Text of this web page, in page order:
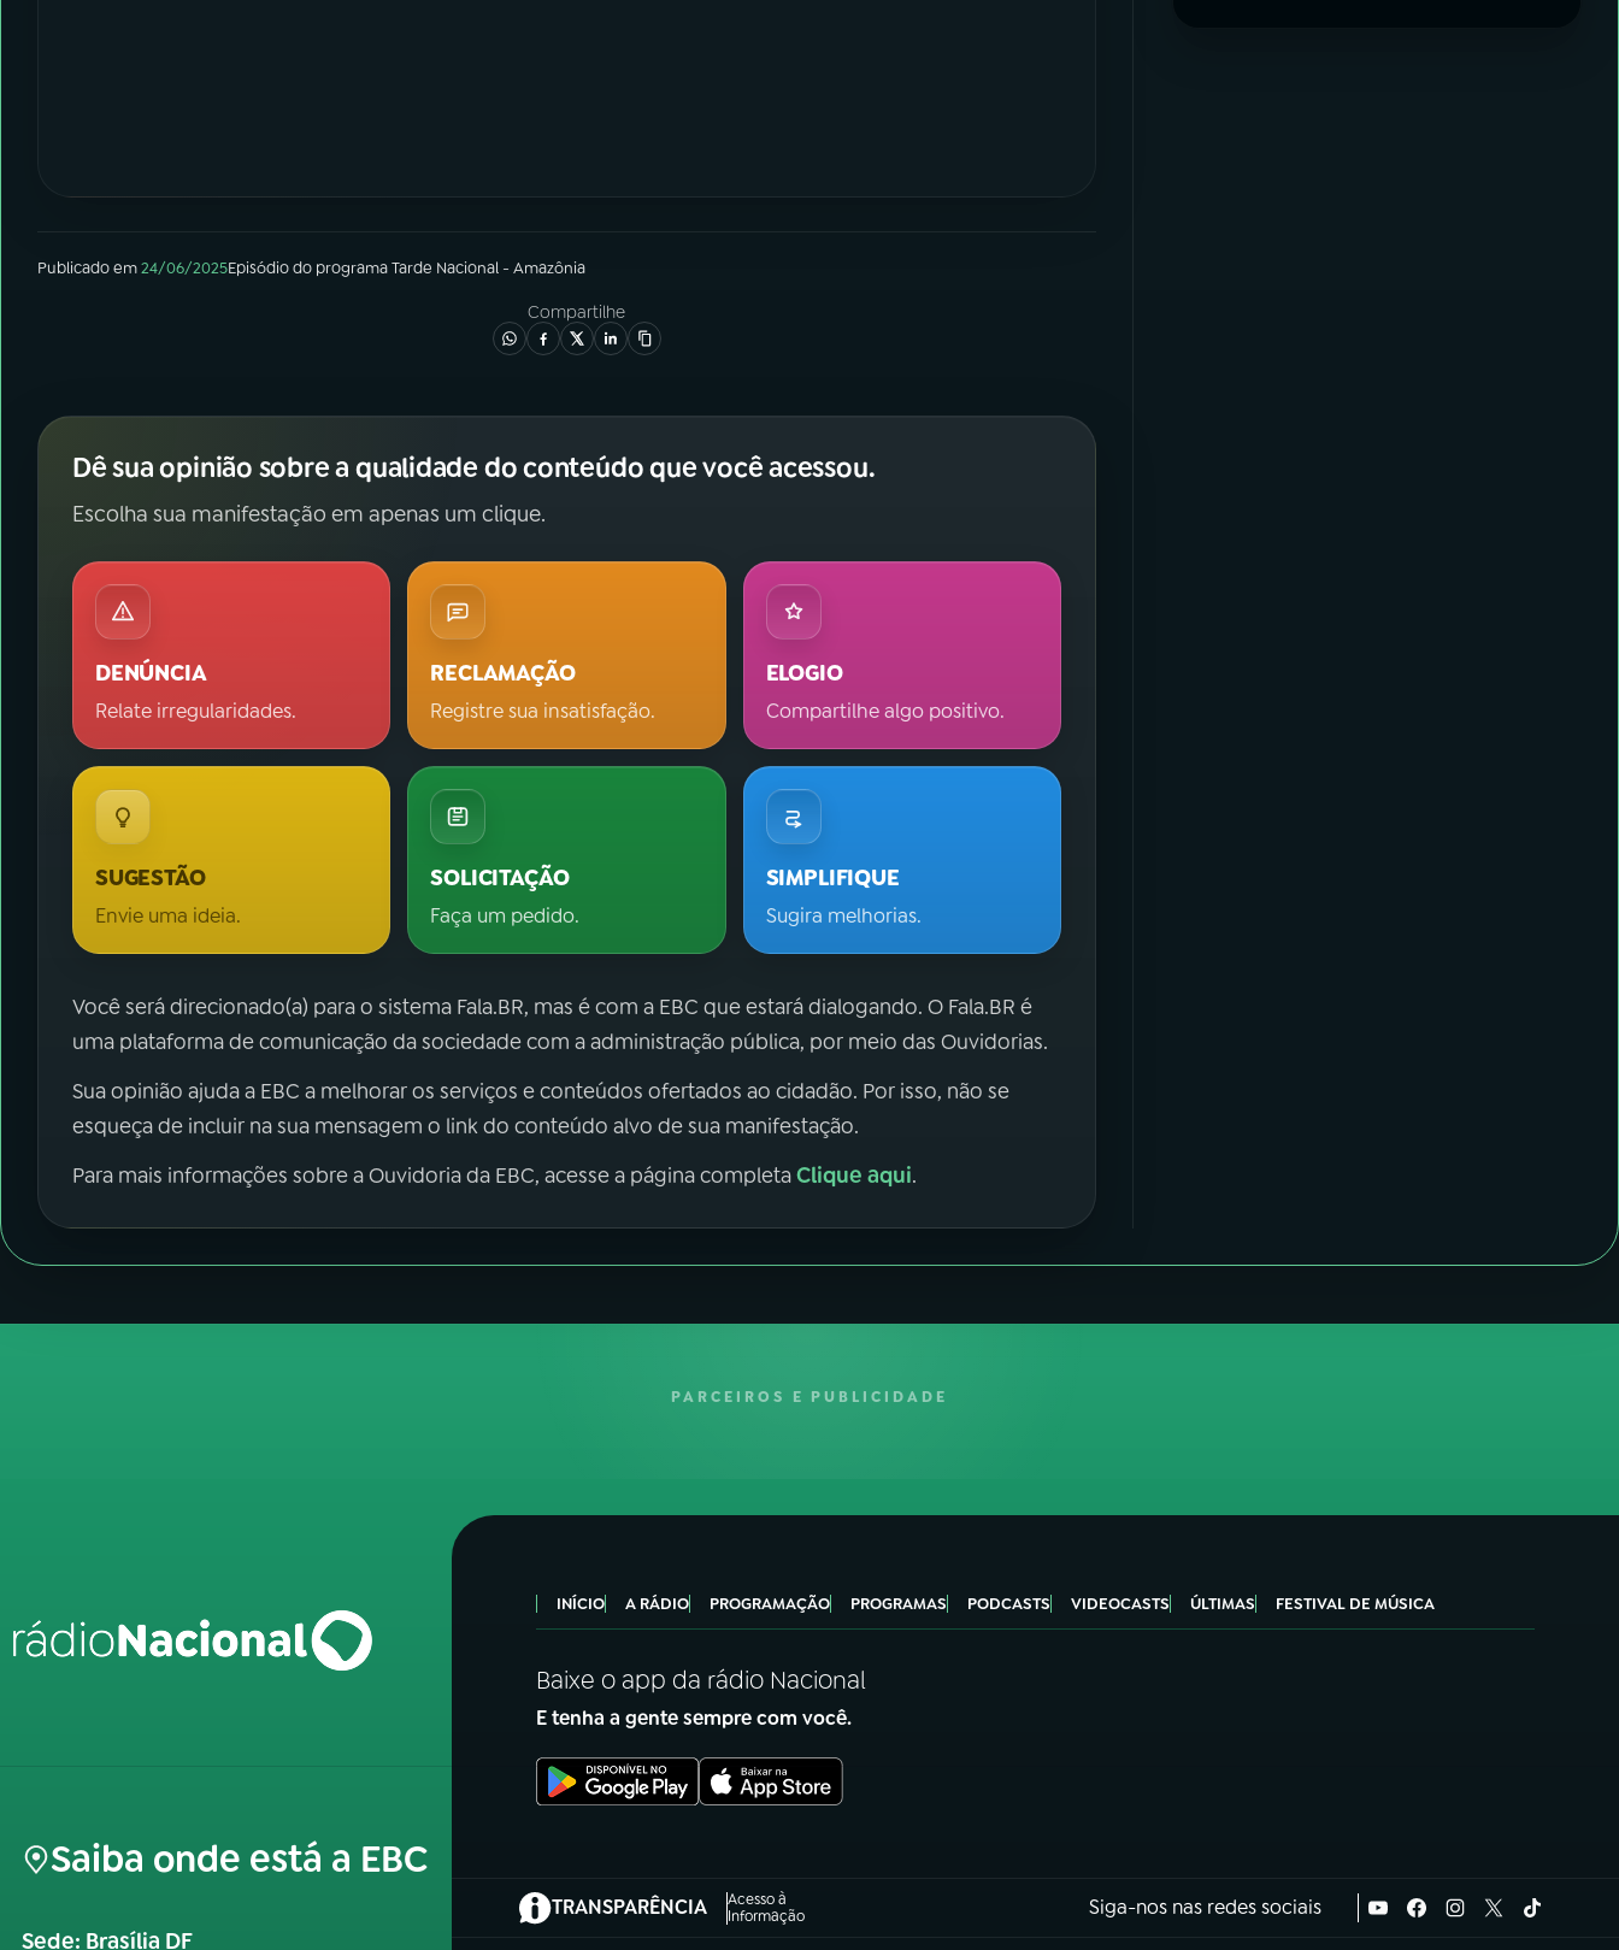
Publicado em24/06/2025Episódiodo programaTarde Nacional - Amazônia
Compartilhe
Dê sua opinião sobre a qualidade do conteúdo que você acessou.
Escolha sua manifestação em apenas um clique.
DENÚNCIA
Relate irregularidades.
RECLAMAÇÃO
Registre sua insatisfação.
ELOGIO
Compartilhe algo positivo.
SUGESTÃO
Envie uma ideia.
SOLICITAÇÃO
Faça um pedido.
SIMPLIFIQUE
Sugira melhorias.
Você será direcionado(a) para o sistema Fala.BR, mas é com a EBC que estará dialogando. O Fala.BR é
uma plataforma de comunicação da sociedade com a administração pública, por meio das Ouvidorias.
Sua opinião ajuda a EBC a melhorar os serviços e conteúdos ofertados ao cidadão. Por isso, não se
esqueça de incluir na sua mensagem o link do conteúdo alvo de sua manifestação.
Para mais informações sobre a Ouvidoria da EBC, acesse a página completaClique aqui.
PARCEIROS E PUBLICIDADE
Saiba onde está a EBC
Sede: Brasília DF
INÍCIO A RÁDIO PROGRAMAÇÃO PROGRAMAS PODCASTS VIDEOCASTS ÚLTIMAS FESTIVAL DE MÚSICA
Baixe o app da rádio Nacional
E tenha a gente sempre com você.
TRANSPARÊNCIA
Acesso à
Informação
(abre em nova aba) Siga-nos nas redes sociais